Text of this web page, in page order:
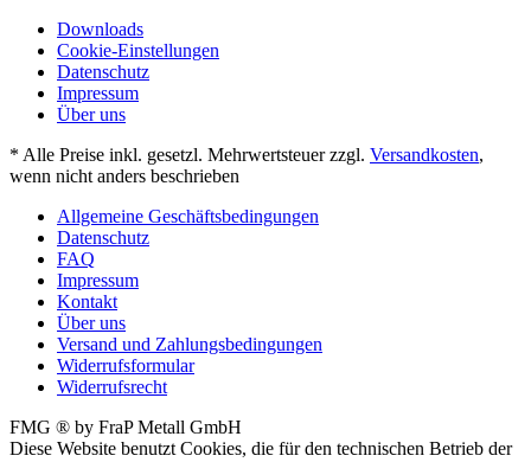
Downloads
Cookie-Einstellungen
Datenschutz
Impressum
Über uns
* Alle Preise inkl. gesetzl. Mehrwertsteuer zzgl. Versandkosten,
wenn nicht anders beschrieben
Allgemeine Geschäftsbedingungen
Datenschutz
FAQ
Impressum
Kontakt
Über uns
Versand und Zahlungsbedingungen
Widerrufsformular
Widerrufsrecht
FMG ® by FraP Metall GmbH
Diese Website benutzt Cookies, die für den technischen Betrieb der